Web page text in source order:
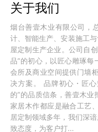
关于我们
烟台善壹木业有限公司，
计、智能生产、安装施工
屋定制生产企业。公司自
品”的初心，以匠心雕琢每
会所及商业空间提供门墙
决方案。 品牌初心・匠
的”的品质信条，善壹木
家居木作都应是融合工艺
居定制领域多年，我们深
致态度，为客户打...